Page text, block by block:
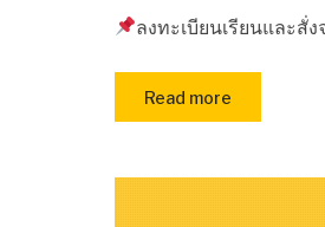
ลงทะเบียนเรียนและสั่
Read more